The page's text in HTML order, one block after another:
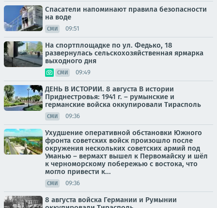
Спасатели напоминают правила безопасности
на воде
СМИ 09:51
На спортплощадке по ул. Федько, 18
развернулась сельскохозяйственная ярмарка
выходного дня
СМИ 09:49
ДЕНЬ В ИСТОРИИ. 8 августа В истории
Приднестровья: 1941 г. – румынские и
германские войска оккупировали Тирасполь
СМИ 09:36
Ухудшение оперативной обстановки Южного
фронта советских войск произошло после
окружения нескольких советских армий под
Уманью – вермахт вышел к Первомайску и шёл
к черноморскому побережью с востока, что
могло привести к...
СМИ 09:36
8 августа войска Германии и Румынии